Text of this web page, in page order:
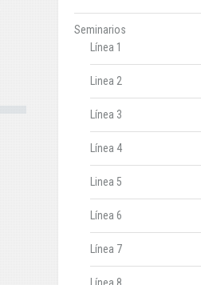
Seminarios
Línea 1
Linea 2
Línea 3
Línea 4
Linea 5
Línea 6
Línea 7